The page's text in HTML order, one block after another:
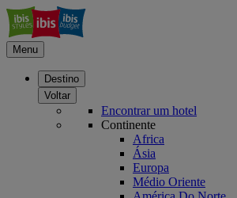
Menu
Destino
Voltar
Encontrar um hotel
Continente
Africa
Ásia
Europa
Médio Oriente